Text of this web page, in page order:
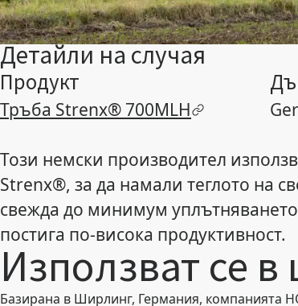
Детайли на случая
Продукт
Тръба Strenx® 700MLH
Този немски производител
Strenx®, за да намали теглото на
свежда до минимум
постига по-висока продуктивност.
Използват се в
Базирана в Ширлинг, Германия, компанията